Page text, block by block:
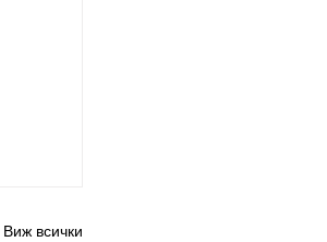
Виж всички